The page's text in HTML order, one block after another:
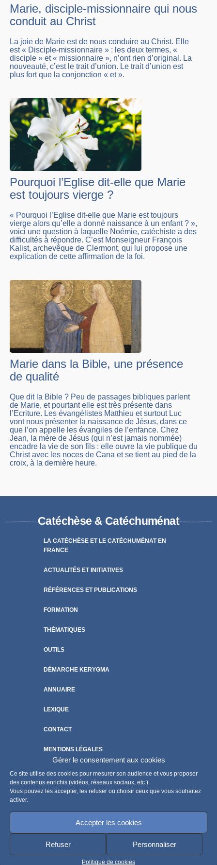
Gérer le consentement aux cookies
Ce site utilise des cookies pour mesurer son audience et vous proposer
des contenus enrichis (vidéos, réseaux sociaux, etc.).
Vous pouvez les accepter, les refuser ou choisir ceux que vous souhaitez
activer.
Accepter les cookies
Refuser Personnaliser
Politique de cookies
Marie, disciple-missionnaire qui nous
conduit au Christ
La joie de Marie est de nous conduire au Christ. Elle
est « Disciple-missionnaire » : les deux termes, «
disciple » et « missionnaire », n’ont rien d’original. La
nouveauté, c’est le trait d’union. Le trait d’union est
plus fort que la conjonction « et ».
Pourquoi l’Eglise dit-elle que Marie
est toujours vierge ?
« Pourquoi l’Eglise dit-elle que Marie est toujours
vierge alors qu’elle a donné naissance à un enfant ? »,
voici une question à laquelle Noémie, catéchiste a des
difficultés à répondre. C’est Monseigneur François
Kalist, archevêque de Clermont, qui lui propose une
explication de cette affirmation de la foi.
Marie dans la Bible, une présence
de qualité
Que dit la Bible ? Peu de passages bibliques parlent
de Marie, et pourtant elle est très présente dans
l’Ecriture. Les évangélistes Matthieu et surtout Luc
vont nous présenter la naissance de Jésus, dans ce
que l’on appelle les évangiles de l’enfance. Chez
Jean, la mère de Jésus (qui n’est jamais nommée)
encadre la vie de son fils : elle ouvre la vie publique du
Christ avec les noces de Cana et se tient au pied de la
croix, à la dernière heure.
Catéchèse & Catéchuménat
LA CATÉCHÈSE ET LE CATÉCHUMÉNAT EN
FRANCE
ACTUALITÉS ET INITIATIVES
RÉFÉRENCES ET PUBLICATIONS
FORMATION
THÉMATIQUES
OUTILS
DÉMARCHE KERYGMA
ANNUAIRE
LEXIQUE
CONTACT
MENTIONS LÉGALES